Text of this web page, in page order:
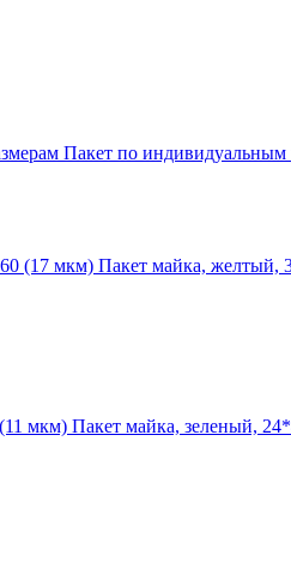
Пакет по индивидуальным
Пакет майка, желтый,
Пакет майка, зеленый,